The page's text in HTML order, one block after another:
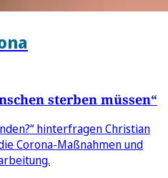
sterben müssen“
hinterfragen Christian
Corona-Maßnahmen und